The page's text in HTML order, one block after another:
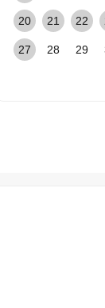
20 21 22
27 28 29